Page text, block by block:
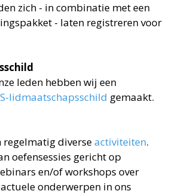
zich - in combinatie met een
- laten registreren voor
leden hebben wij een
lidmaatschapsschild gemaakt.
regelmatig diverseactiviteiten.
oefensessies gericht op
en/of workshops over
onderwerpen in ons